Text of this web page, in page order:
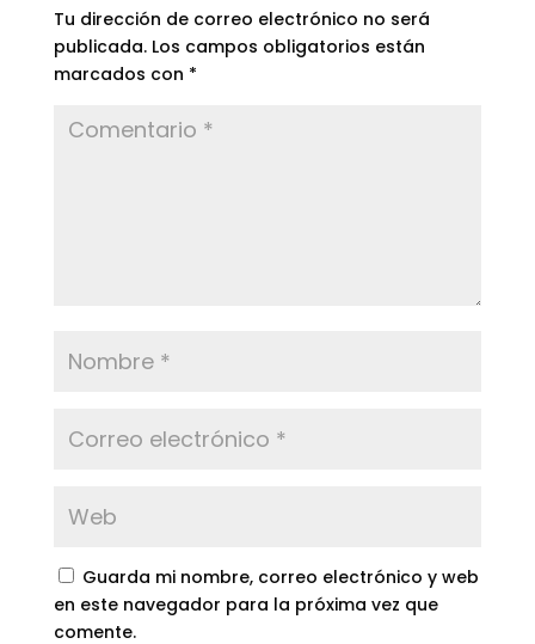
Tu dirección de correo electrónico no será
publicada. Los campos obligatorios están
marcados con *
Guarda mi nombre, correo electrónico y web
en este navegador para la próxima vez que
comente.